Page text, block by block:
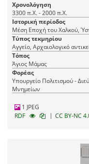
Χρονολόγηση
3300 π.Χ. - 2000 π.Χ.
Ιστορική περίοδος
Μέση Εποχή του Χαλκού,
Τύπος τεκμηρίου
Αγγείο, Αρχαιολογικό
Τόπος
Άγιος Μάμας
Φορέας
Υπουργείο Πολιτισμού -
Μνημείων
1 JPEG
RDF
| CC BY-NC